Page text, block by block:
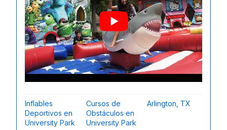
Inflables
Deportivos en
University Park
Cursos de
Obstáculos en
University Park
Arlington, TX